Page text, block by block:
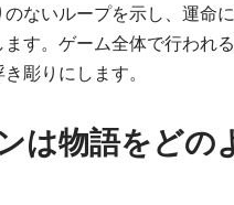
ないループを示し、運命
す。ゲーム全体で行われ
彫りにします。
は物語をどの